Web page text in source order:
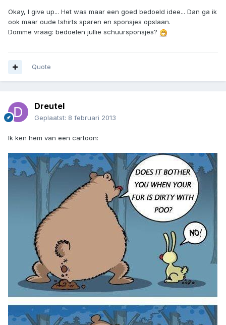
Okay, I give up... Het was maar een goed bedoeld idee... Dan ga ik
ook maar oude tshirts sparen en sponsjes opslaan.
Domme vraag: bedoelen jullie schuursponsjes?
Quote
Dreutel
Geplaatst: 8 februari 2013
Ik ken hem van een cartoon: